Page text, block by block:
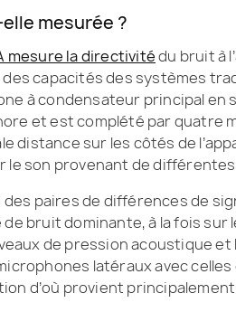
mesurée ?
mesure la directivitédu bruit à
capacités des systèmes
à condensateur principal en
et est complété par quatre
distance sur les côtés de
le son provenant de
paires de différences de
bruit dominante, à la fois sur
de pression acoustique et
latéraux avec
d’où provient